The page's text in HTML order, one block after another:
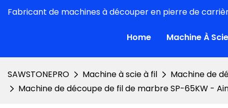
Fabricant de machines à découper en pierre de
Home Machine À
SAWSTONEPRO Machine à scie à fil Machine de
Machine de découpe de fil de marbre SP-65KW -